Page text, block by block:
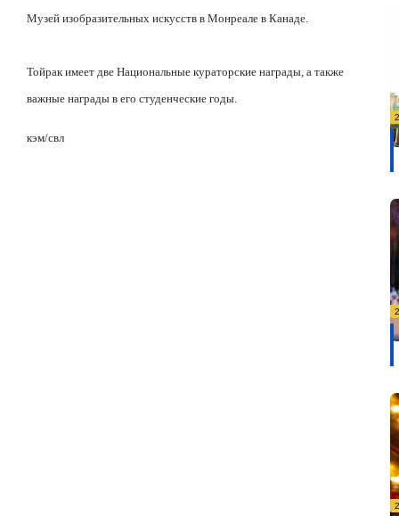
Музей изобразительных искусств в Монреале в Канаде.
Тойрак имеет две Национальные кураторские награды, а также
важные награды в его студенческие годы.
кэм/свл